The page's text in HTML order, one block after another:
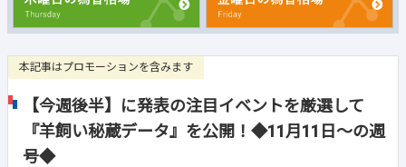
本記事はプロモーションを含みます
【今週後半】に発表の注目イベントを厳選して
『羊飼い秘蔵データ』を公開！◆11月11日～の週
号◆